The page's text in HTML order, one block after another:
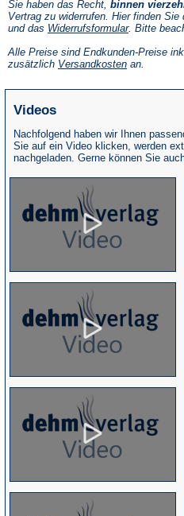
Sie haben das Recht, binnen
Vertrag zu widerrufen. Hier finden Sie
und das Widerrufsformular(Öffnet
einem
neuen
. Bitte
Alle Preise sind Endkunden-Preise
zusätzlich Versandkosten(Öffnet
an.
Videos
Nachfolgend haben wir Ihnen
Sie auf ein Video klicken, werden
nachgeladen. Gerne können Sie